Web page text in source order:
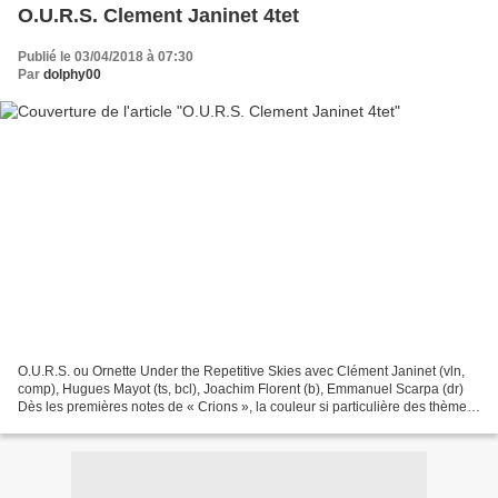
O.U.R.S. Clement Janinet 4tet
Publié le 03/04/2018 à 07:30
Par dolphy00
O.U.R.S. ou Ornette Under the Repetitive Skies avec Clément Janinet (vln,
comp), Hugues Mayot (ts, bcl), Joachim Florent (b), Emmanuel Scarpa (dr)
Dès les premières notes de « Crions », la couleur si particulière des thèmes